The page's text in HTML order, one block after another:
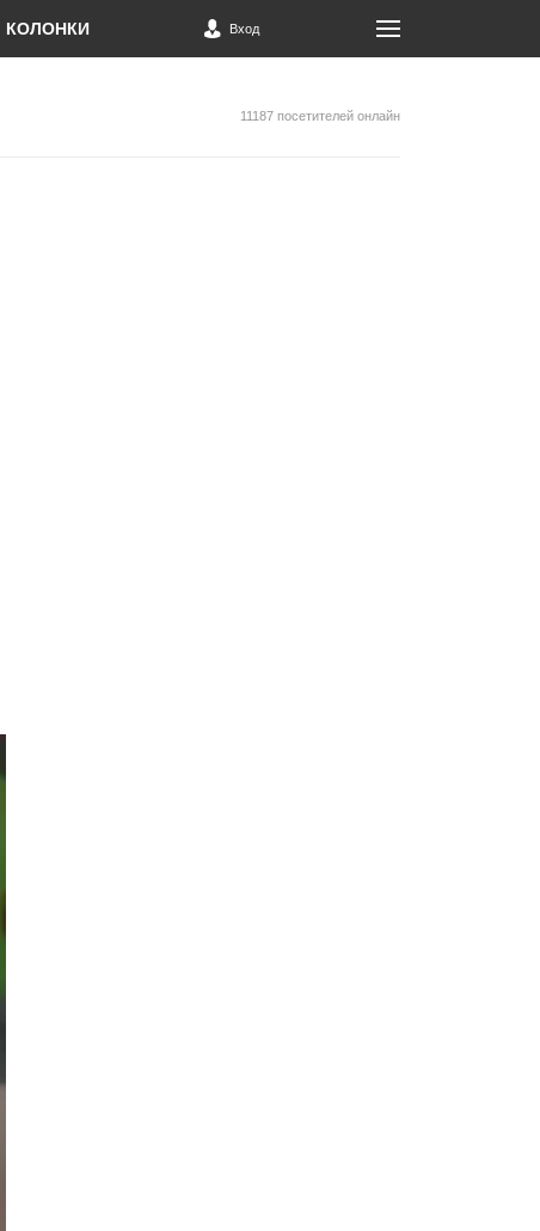
КОЛОНКИ Вход
11187 посетителей онлайн